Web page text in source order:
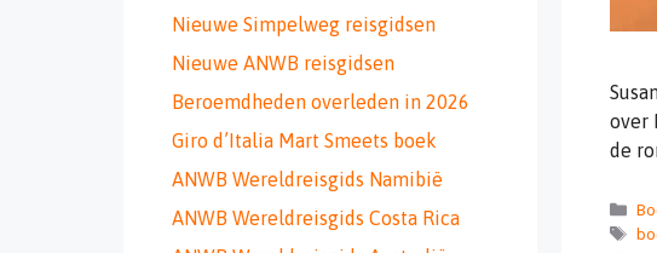
over
de
Nieuwe Simpelweg reisgidsen
Nieuwe ANWB reisgidsen
Beroemdheden overleden in 2026
Giro d’Italia Mart Smeets boek
ANWB Wereldreisgids Namibië
ANWB Wereldreisgids Costa Rica